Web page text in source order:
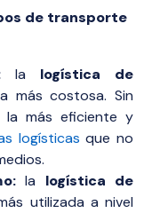
de transporte
la logística de
más costosa. Sin
la más eficiente y
logísticas que no
la logística de
utilizada a nivel